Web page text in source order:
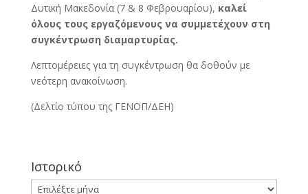
Δυτική Μακεδονία (7 & 8 Φεβρουαρίου), καλεί
όλους τους εργαζόμενους να συμμετέχουν στη
συγκέντρωση διαμαρτυρίας.
Λεπτομέρειες για τη συγκέντρωση θα δοθούν με
νεότερη ανακοίνωση.
(Δελτίο τύπου της ΓΕΝΟΠ/ΔΕΗ)
Ιστορικό
Ιστορικό